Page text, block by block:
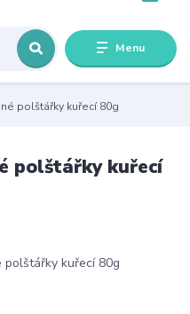
Menu
polštářky kuřecí 80g
polštářky kuřecí